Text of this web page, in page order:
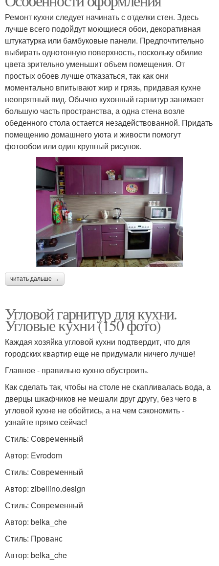
Ремонт кухни следует начинать с отделки стен. Здесь
лучше всего подойдут моющиеся обои, декоративная
штукатурка или бамбуковые панели. Предпочтительно
выбирать однотонную поверхность, поскольку обилие
цвета зрительно уменьшит объем помещения. От
простых обоев лучше отказаться, так как они
моментально впитывают жир и грязь, придавая кухне
неопрятный вид. Обычно кухонный гарнитур занимает
большую часть пространства, а одна стена возле
обеденного стола остается незадействованной. Придать
помещению домашнего уюта и живости помогут
фотообои или один крупный рисунок.
читать дальше →
Угловой гарнитур для кухни.
Угловые кухни (150 фото)
Каждая хозяйка угловой кухни подтвердит, что для
городских квартир еще не придумали ничего лучше!
Главное - правильно кухню обустроить.
Как сделать так, чтобы на столе не скапливалась вода, а
дверцы шкафчиков не мешали друг другу, без чего в
угловой кухне не обойтись, а на чем сэкономить -
узнайте прямо сейчас!
Стиль: Современный
Автор: Evrodom
Стиль: Современный
Автор: zibellino.design
Стиль: Современный
Автор: belka_che
Стиль: Прованс
Автор: belka_che